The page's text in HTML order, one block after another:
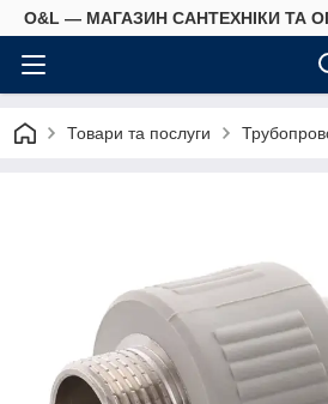
O&L — МАГАЗИН САНТЕХНІКИ ТА
Товари та послуги